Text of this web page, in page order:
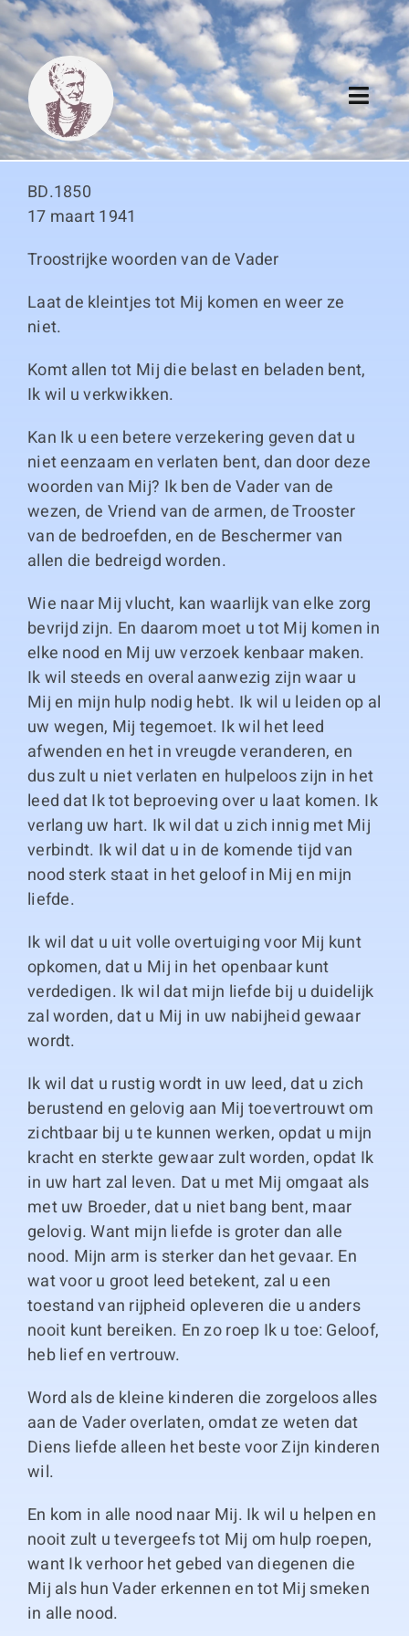
Skip
to
content
Algemeen
Thema boeken
Duitse boeken
Links
BD.1850
17 maart 1941
Troostrijke woorden van de Vader
Laat de kleintjes tot Mij komen en weer ze
niet.
Komt allen tot Mij die belast en beladen bent,
Ik wil u verkwikken.
Kan Ik u een betere verzekering geven dat u
niet eenzaam en verlaten bent, dan door deze
woorden van Mij? Ik ben de Vader van de
wezen, de Vriend van de armen, de Trooster
van de bedroefden, en de Beschermer van
allen die bedreigd worden.
Wie naar Mij vlucht, kan waarlijk van elke zorg
bevrijd zijn. En daarom moet u tot Mij komen in
elke nood en Mij uw verzoek kenbaar maken.
Ik wil steeds en overal aanwezig zijn waar u
Mij en mijn hulp nodig hebt. Ik wil u leiden op al
uw wegen, Mij tegemoet. Ik wil het leed
afwenden en het in vreugde veranderen, en
dus zult u niet verlaten en hulpeloos zijn in het
leed dat Ik tot beproeving over u laat komen. Ik
verlang uw hart. Ik wil dat u zich innig met Mij
verbindt. Ik wil dat u in de komende tijd van
nood sterk staat in het geloof in Mij en mijn
liefde.
Ik wil dat u uit volle overtuiging voor Mij kunt
opkomen, dat u Mij in het openbaar kunt
verdedigen. Ik wil dat mijn liefde bij u duidelijk
zal worden, dat u Mij in uw nabijheid gewaar
wordt.
Ik wil dat u rustig wordt in uw leed, dat u zich
berustend en gelovig aan Mij toevertrouwt om
zichtbaar bij u te kunnen werken, opdat u mijn
kracht en sterkte gewaar zult worden, opdat Ik
in uw hart zal leven. Dat u met Mij omgaat als
met uw Broeder, dat u niet bang bent, maar
gelovig. Want mijn liefde is groter dan alle
nood. Mijn arm is sterker dan het gevaar. En
wat voor u groot leed betekent, zal u een
toestand van rijpheid opleveren die u anders
nooit kunt bereiken. En zo roep Ik u toe: Geloof,
heb lief en vertrouw.
Word als de kleine kinderen die zorgeloos alles
aan de Vader overlaten, omdat ze weten dat
Diens liefde alleen het beste voor Zijn kinderen
wil.
En kom in alle nood naar Mij. Ik wil u helpen en
nooit zult u tevergeefs tot Mij om hulp roepen,
want Ik verhoor het gebed van diegenen die
Mij als hun Vader erkennen en tot Mij smeken
in alle nood.